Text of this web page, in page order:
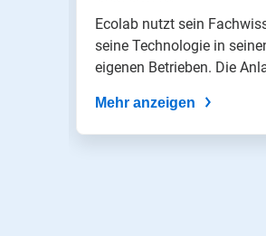
Folien-
Punkten
Folie.
Ecolab nutzt sein
seine Technologie in
eigenen Betrieben. Die
Mehr anzeigen